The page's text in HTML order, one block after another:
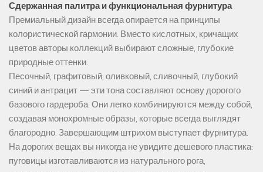
Сдержанная палитра и функциональная фурнитура
Премиальный дизайн всегда опирается на принципы
колористической гармонии. Вместо кислотных, кричащих
цветов авторы коллекций выбирают сложные, глубокие
природные оттенки.
Песочный, графитовый, оливковый, сливочный, глубокий
синий и антрацит — эти тона составляют основу дорогого
базового гардероба. Они легко комбинируются между собой,
создавая монохромные образы, которые всегда выглядят
благородно. Завершающим штрихом выступает фурнитура.
На дорогих вещах вы никогда не увидите дешевого пластика:
пуговицы изготавливаются из натурального рога,